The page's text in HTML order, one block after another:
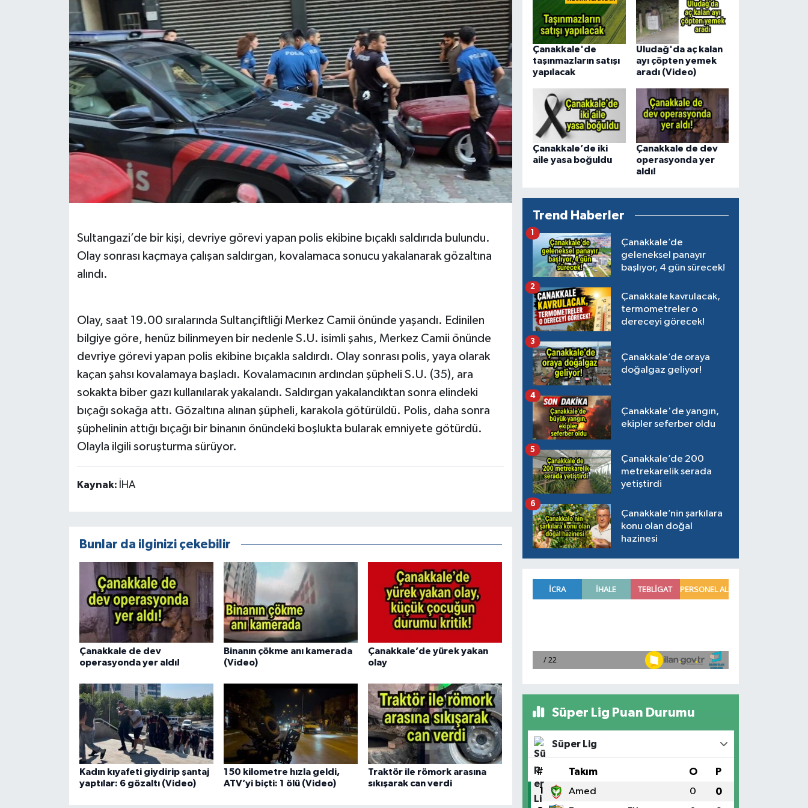
Sultangazi’de bir kişi, devriye görevi yapan polis ekibine bıçaklı saldırıda bulundu.
Olay sonrası kaçmaya çalışan saldırgan, kovalamaca sonucu yakalanarak gözaltına
alındı.
Olay, saat 19.00 sıralarında Sultançiftliği Merkez Camii önünde yaşandı. Edinilen
bilgiye göre, henüz bilinmeyen bir nedenle S.U. isimli şahıs, Merkez Camii önünde
devriye görevi yapan polis ekibine bıçakla saldırdı. Olay sonrası polis, yaya olarak
kaçan şahsı kovalamaya başladı. Kovalamacının ardından şüpheli S.U. (35), ara
sokakta biber gazı kullanılarak yakalandı. Saldırgan yakalandıktan sonra elindeki
bıçağı sokağa attı. Gözaltına alınan şüpheli, karakola götürüldü. Polis, daha sonra
şüphelinin attığı bıçağı bir binanın önündeki boşlukta bularak emniyete götürdü.
Olayla ilgili soruşturma sürüyor.
Kaynak: İHA
Bunlar da ilginizi çekebilir
Çanakkale de dev
operasyonda yer aldı!
Binanın çökme anı kamerada
(Video)
Çanakkale’de yürek yakan
olay
Kadın kıyafeti giydirip şantaj
yaptılar: 6 gözaltı (Video)
150 kilometre hızla geldi,
ATV’yi biçti: 1 ölü (Video)
Traktör ile römork arasına
sıkışarak can verdi
Çanakkale'de
taşınmazların satışı
yapılacak
Uludağ'da aç kalan
ayı çöpten yemek
aradı (Video)
Çanakkale’de iki
aile yasa boğuldu
Çanakkale de dev
operasyonda yer
aldı!
Trend Haberler
Çanakkale’de
geleneksel panayır
başlıyor, 4 gün sürecek!
1
Çanakkale kavrulacak,
termometreler o
dereceyi görecek!
2
Çanakkale’de oraya
doğalgaz geliyor!
3
Çanakkale'de yangın,
ekipler seferber oldu
4
Çanakkale’de 200
metrekarelik serada
yetiştirdi
5
Çanakkale’nin şarkılara
konu olan doğal
hazinesi
6
Süper Lig Puan Durumu
Süper Lig
# Takım O P
1 Amed 0 0